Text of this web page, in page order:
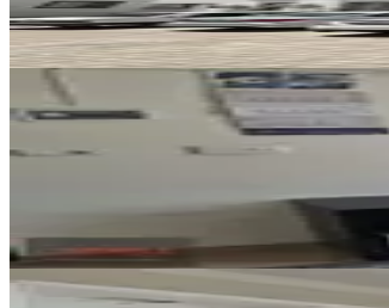
17.500 ₺
EŞYALI
Doru
Dulkadiroğlu,
BALKONLU